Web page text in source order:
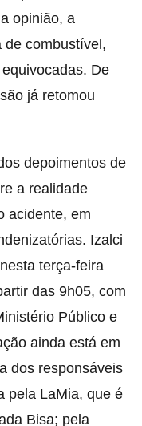
opinião, a
de combustível,
De
já retomou
depoimentos de
a realidade
acidente, em
Izalci
terça-feira
das 9h05, com
Público e
ainda está em
dos responsáveis
pela LaMia, que é
Bisa; pela